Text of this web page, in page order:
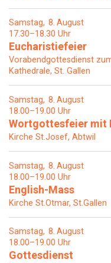
Samstag 8 August
17.30–18.30 Uhr
Eucharistiefeier
Vorabendgottesdienst
Kathedrale, St. Gallen
Samstag 8 August
18.00–19.00 Uhr
Wortgottesfeier mit
Kirche St.Josef, Abtwil
Samstag 8 August
18.00–19.00 Uhr
English-Mass
Kirche St.Otmar, St.Gallen
Samstag 8 August
18.00–19.00 Uhr
Gottesdienst